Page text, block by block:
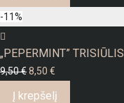
-11%
„PEPERMINT” TRISIŪLIS
9,50€Original
price
8,50 €
price
Į krepšelį